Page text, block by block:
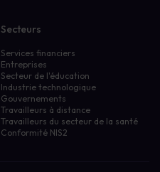
Secteurs
Services financiers
Entreprises
Secteur de l'éducation
Industrie technologique
Gouvernements
Travailleurs à distance
Travailleurs du secteur de la santé
Conformité NIS2